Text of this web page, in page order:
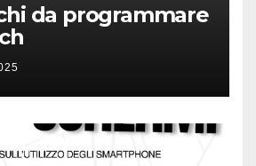
da programmare